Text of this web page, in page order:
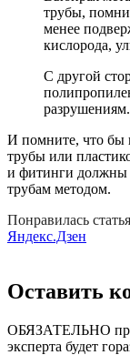
трубы,
менее
кислорода,
С другой
разрушениям.
И помните, что бы
трубы или
и фитинги должны
трубам методом.
Понравилась
Яндекс.Дзен
Оставить
ОБЯЗАТЕЛЬНО
эксперта будет